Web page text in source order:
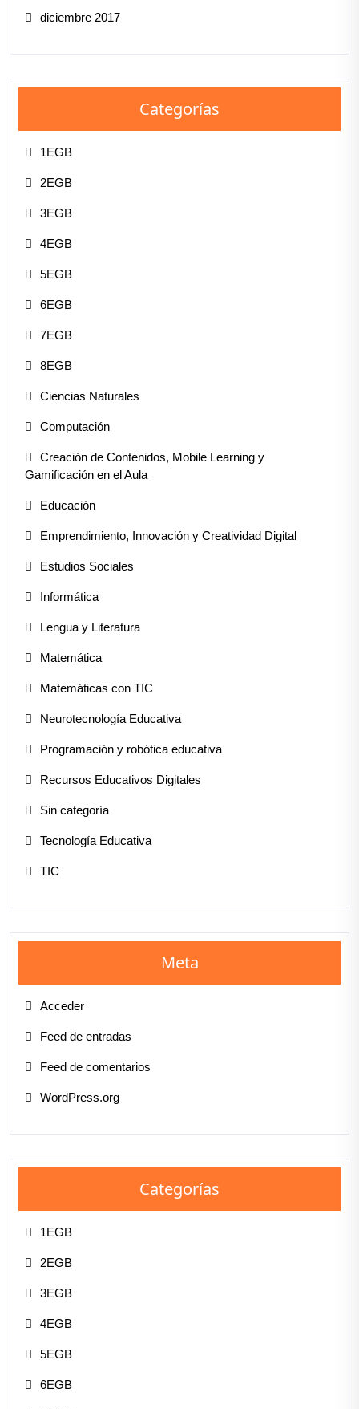
diciembre 2017
Categorías
1EGB
2EGB
3EGB
4EGB
5EGB
6EGB
7EGB
8EGB
Ciencias Naturales
Computación
Creación de Contenidos, Mobile Learning y
Gamificación en el Aula
Educación
Emprendimiento, Innovación y Creatividad Digital
Estudios Sociales
Informática
Lengua y Literatura
Matemática
Matemáticas con TIC
Neurotecnología Educativa
Programación y robótica educativa
Recursos Educativos Digitales
Sin categoría
Tecnología Educativa
TIC
Meta
Acceder
Feed de entradas
Feed de comentarios
WordPress.org
Categorías
1EGB
2EGB
3EGB
4EGB
5EGB
6EGB